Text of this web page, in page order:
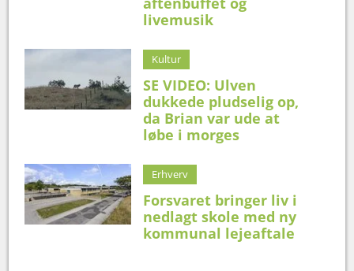
livemusik
Kultur
SE VIDEO: Ulven
dukkede pludselig op,
da Brian var ude at
løbe i morges
Erhverv
Forsvaret bringer liv i
nedlagt skole med ny
kommunal lejeaftale